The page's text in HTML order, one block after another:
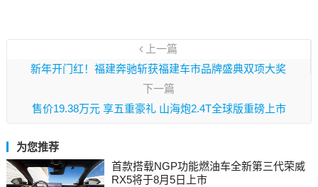
上一篇
新年开门红！福建奔驰斩获福建车市品牌盛典双项大奖
下一篇
售价19.38万元 享五重豪礼 山海炮2.4T全球版重磅上市
为您推荐
首款搭载NGP功能燃油车全新第三代荣威
RX5将于8月5日上市